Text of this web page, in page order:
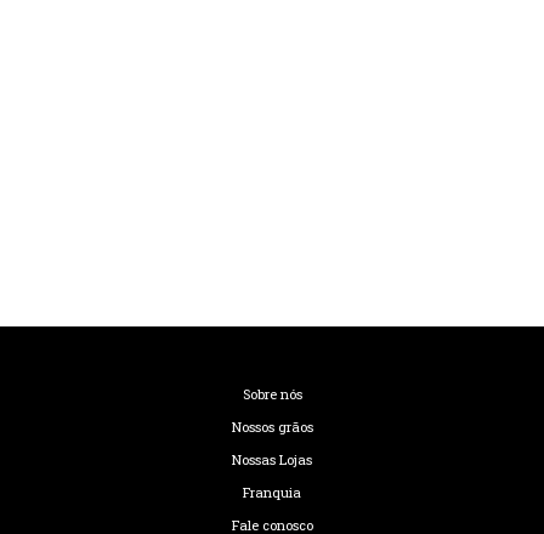
Sobre nós
Nossos grãos
Nossas Lojas
Franquia
Fale conosco